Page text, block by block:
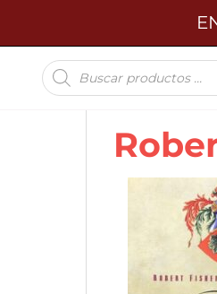
Búsqueda
de
productos